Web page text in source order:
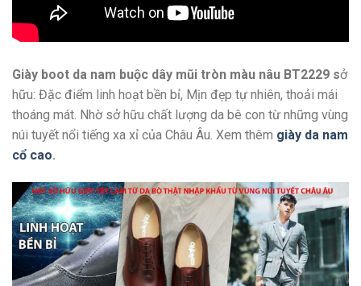
Giày boot da nam buộc dây mũi tròn màu nâu BT2229 sở
hữu: Đặc điểm linh hoạt bền bỉ, Mịn đẹp tự nhiên, thoải mái
thoáng mát. Nhờ sở hữu chất lượng da bê con từ những vùng
núi tuyết nổi tiếng xa xỉ của Châu Âu. Xem thêm giày da nam
cổ cao.